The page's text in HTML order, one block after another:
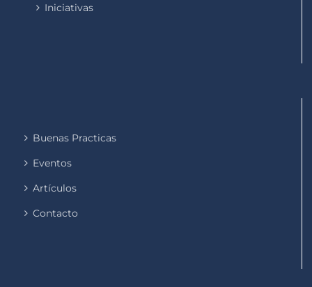
Iniciativas
Buenas Practicas
Eventos
Artículos
Contacto